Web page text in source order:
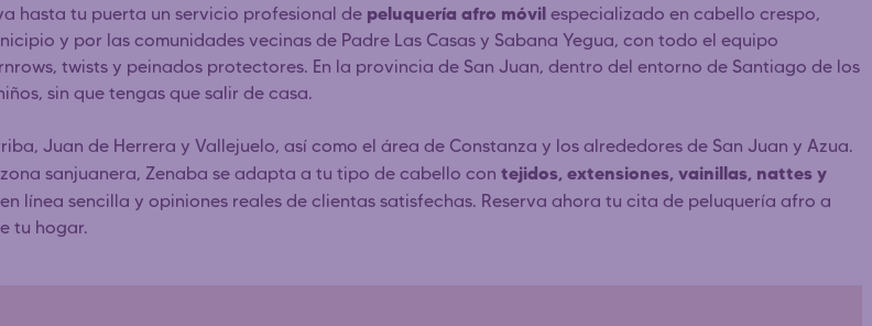
hasta tu puerta un servicio profesional de peluquería afro móvil especializado en cabello crespo,
y por las comunidades vecinas de Padre Las Casas y Sabana Yegua, con todo el equipo
twists y peinados protectores. En la provincia de San Juan, dentro del entorno de Santiago de los
sin que tengas que salir de casa.
Juan de Herrera y Vallejuelo, así como el área de Constanza y los alrededores de San Juan y Azua.
sanjuanera, Zenaba se adapta a tu tipo de cabello con tejidos, extensiones, vainillas, nattes y
línea sencilla y opiniones reales de clientas satisfechas. Reserva ahora tu cita de peluquería afro a
tu hogar.